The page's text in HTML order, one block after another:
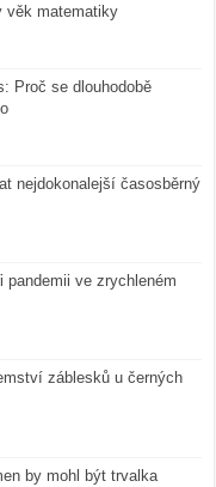
věk matematiky
Proč se dlouhodobě
nejdokonalejší časosběrný
pandemii ve zrychleném
záblesků u černých
by mohl být trvalka